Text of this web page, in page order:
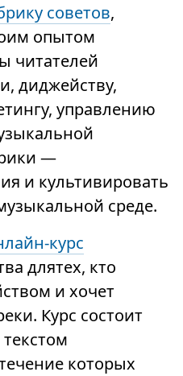
советов,
опытом
читателей
диджейству,
управлению
—
и культивировать
среде.
курс
длятех, кто
и хочет
Курс состоит
которых